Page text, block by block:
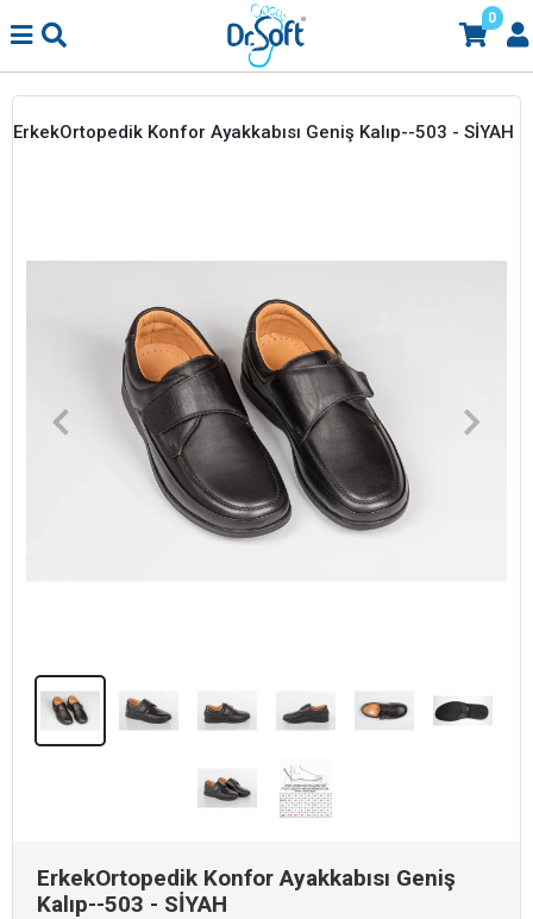
0
ErkekOrtopedik Konfor Ayakkabısı Geniş Kalıp--503 - SİYAH
ErkekOrtopedik Konfor Ayakkabısı Geniş
Kalıp--503 - SİYAH